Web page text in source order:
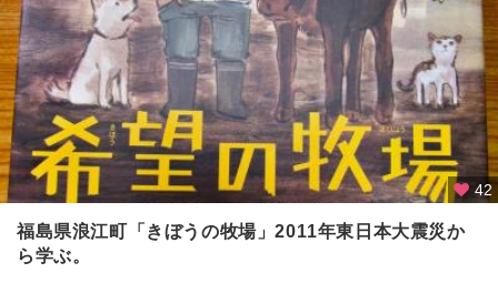
42
福島県浪江町「きぼうの牧場」2011年東日本大震災か
ら学ぶ。